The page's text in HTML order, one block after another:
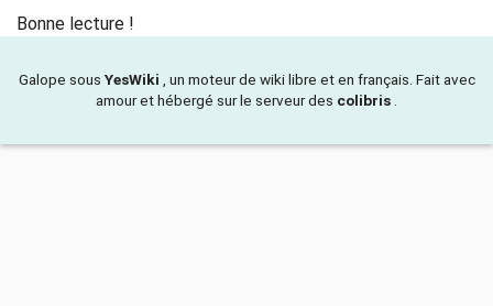
Bonne lecture !
Galope sous YesWiki , un moteur de wiki libre et en français. Fait avec
amour et hébergé sur le serveur des colibris